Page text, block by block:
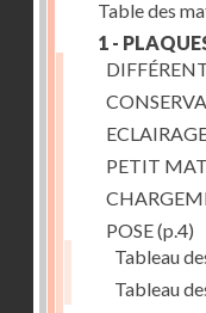
Table des
1 -
PETIT
POSE(p.4)
Tableau
Tableau